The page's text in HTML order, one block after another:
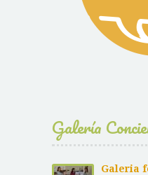
Galería
Galeria